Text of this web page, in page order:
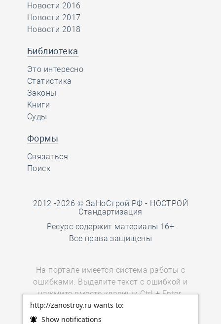
http://zanostroy.ru wants to:
Show notifications
Новости 2016
Новости 2017
Новости 2018
Библиотека
Это интересно
Статистика
Законы
Книги
Суды
Формы
Связаться
Поиск
2012 -2026 © ЗаНоСтрой.РФ - НОСТРОЙ
Стандартизация
Ресурс содержит материалы 16+
Все права защищены
На портале имеется система работы с
ошибками. Выделите текст с ошибкой и
нажмите вместе клавиши Ctrl + Enter.
Пользователи мобильных устройств
могут воспользоваться